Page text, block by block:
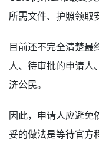
所需文件、护照领取
目前还不完全清楚最
人、待审批的申请人
济公民。
因此，申请人应避免
妥的做法是等待官方